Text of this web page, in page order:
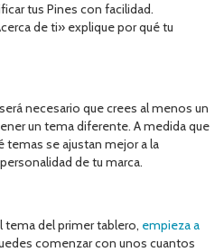
tus Pines con facilidad.
de ti» explique por qué tu
necesario que crees al menos un
un tema diferente. A medida que
temas se ajustan mejor a la
de tu marca.
tema del primer tablero, empieza a
comenzar con unos cuantos